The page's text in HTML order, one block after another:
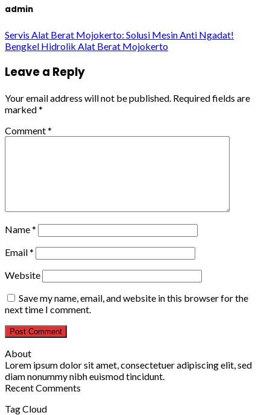
admin
Servis Alat Berat Mojokerto: Solusi Mesin Anti Ngadat!
Bengkel Hidrolik Alat Berat Mojokerto
Leave a Reply
Your email address will not be published. Required fields are
marked*
Comment*
Name*
Email*
Website
Save my name, email, and website in this browser for the
next time I comment.
About
Lorem ipsum dolor sit amet, consectetuer adipiscing elit, sed
diam nonummy nibh euismod tincidunt.
Recent Comments
Tag Cloud